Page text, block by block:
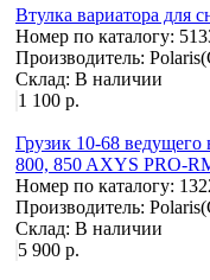
Втулка вариатора для
Номер по каталогу:
Производитель:
Склад: В наличии
1 100 р.
Грузик 10-68 ведущего
800, 850 AXYS PRO-
Номер по каталогу:
Производитель:
Склад: В наличии
5 900 р.